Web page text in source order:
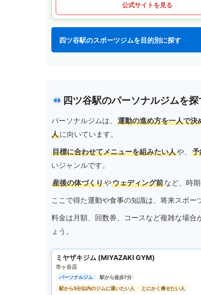
公式サイトを見る
四ツ谷駅のスポーツジムを目的別に探す
四ツ谷駅のパーソナルジムを探
パーソナルジムは、 運動の進め方を一人で決
人に向いています。
目標に合わせてメニューを組みたい人や、
いジャンルです。
産後の体づくりやウェディング前など、時
ここで得た運動や食事の知識は、将来スポー
料金は月額、回数券、コースなど複雑な場
ょう。
ミヤザキジム (MIYAZAKI GYM)
市ヶ谷店
パーソナルジム
駅から徒歩7分
駅から5分以内のジムに通いたい人
とにかく痩せたい人